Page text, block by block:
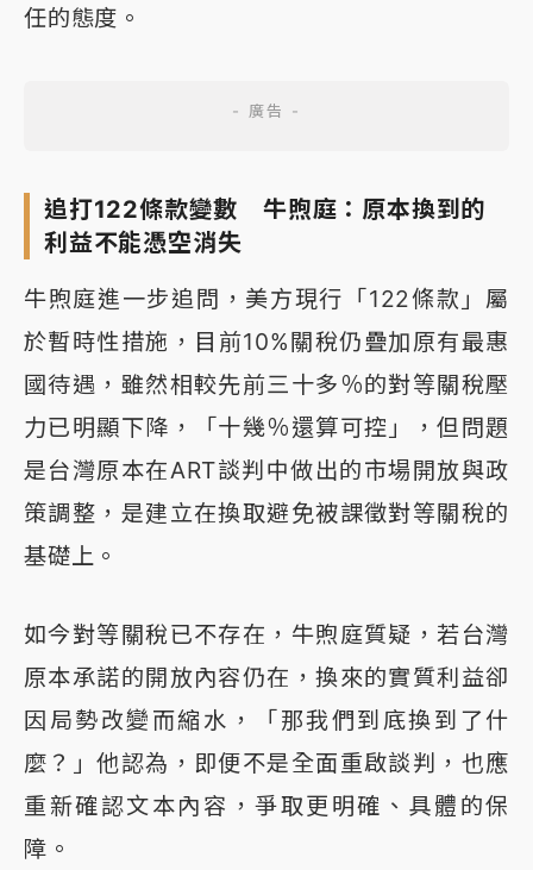
任的態度。
追打122條款變數 牛煦庭：原本換到的
利益不能憑空消失
牛煦庭進一步追問，美方現行「122條款」屬
於暫時性措施，目前10%關稅仍疊加原有最惠
國待遇，雖然相較先前三十多％的對等關稅壓
力已明顯下降，「十幾％還算可控」，但問題
是台灣原本在ART談判中做出的市場開放與政
策調整，是建立在換取避免被課徵對等關稅的
基礎上。
如今對等關稅已不存在，牛煦庭質疑，若台灣
原本承諾的開放內容仍在，換來的實質利益卻
因局勢改變而縮水，「那我們到底換到了什
麼？」他認為，即便不是全面重啟談判，也應
重新確認文本內容，爭取更明確、具體的保
障。